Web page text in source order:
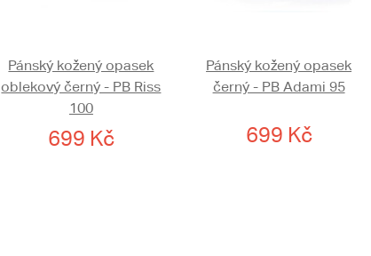
Pánský kožený opasek
oblekový černý - PB Riss
100
699 Kč
Pánský kožený opasek
černý - PB Adami 95
699 Kč